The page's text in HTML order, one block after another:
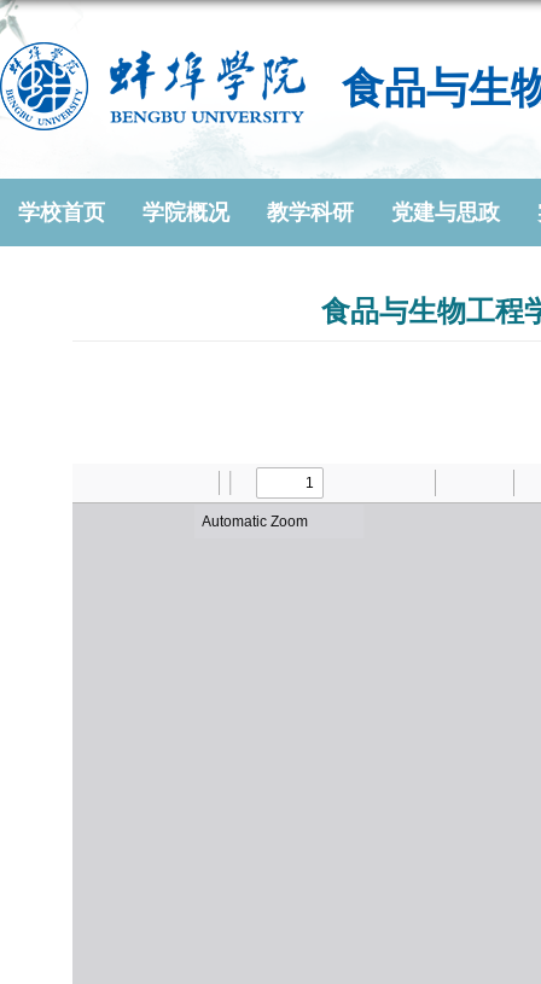
食品与生
学校首页 学院概况 教学科研 党建与思政
食品与生物工程